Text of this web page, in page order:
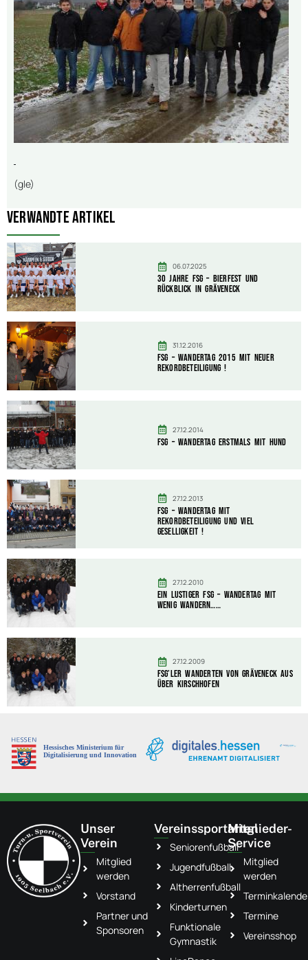
(gle)
Verwandte Artikel
06.07.2025
30 Jahre FSG – Bierfest und
Rückblick in Gräveneck
31.12.2016
FSG – Wandertag 2015 mit neuer
Rekordbeteiligung !
27.12.2014
FSG – Wandertag erstmals mit Hund
27.12.2013
FSG – Wandertag mit
Rekordbeteiligung und viel
Geselligkeit !
27.12.2010
Ein lustiger FSG – Wandertag mit
wenig wandern……
27.12.2009
FSG’ler wanderten von Gräveneck aus
über Kirschhofen
Unser
Verein
Mitglied
werden
Vorstand
Partner und
Sponsoren
Vereinssportarten
Seniorenfußball
Jugendfußball
Altherrenfußball
Kinderturnen
Funktionale
Gymnastik
Mitglieder-
Service
Mitglied
werden
Termine
Vereinsshop